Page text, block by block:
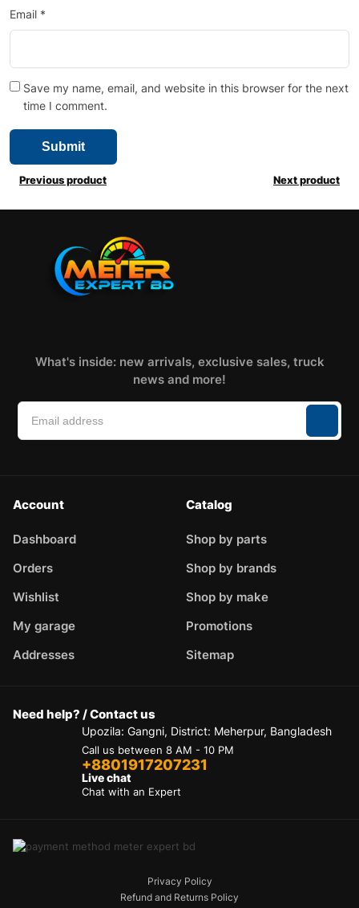
Email *
Save my name, email, and website in this browser for the next
time I comment.
Previous product Next product
What's inside: new arrivals, exclusive sales, truck
news and more!
Account
Dashboard
Orders
Wishlist
My garage
Addresses
Catalog
Shop by parts
Shop by brands
Shop by make
Promotions
Sitemap
Need help? / Contact us
Upozila: Gangni, District: Meherpur, Bangladesh
Call us between 8 AM - 10 PM
+8801917207231
Live chat
Chat with an Expert
Privacy Policy
Refund and Returns Policy